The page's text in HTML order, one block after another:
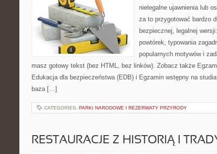
nielegalne ujawnienia lub
za to przygotować bardzo
bezpiecznej, legalnej
powtórek, typowania
popularnych motywów i
masz gotowy tekst (bez HTML, bez linków). Zobacz także
Edukacja dla bezpieczeństwa (EDB) i Egzamin wstępny na
baza […]
CATEGORIES: PARKI NARODOWE I REZERWATY PRZYRODY
RESTAURACJE Z HISTORIĄ I